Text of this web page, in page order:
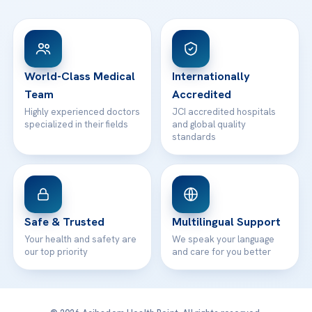
View All Hospitals
Patient Rights
Contact
WhatsApp Support
World-Class Medical
Team
Highly experienced doctors
specialized in their fields
Internationally
Accredited
JCI accredited hospitals
and global quality
standards
Safe & Trusted
Your health and safety are
our top priority
Multilingual Support
We speak your language
and care for you better